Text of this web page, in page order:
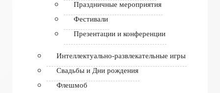
Праздничные мероприятия
Фестивали
Презентации и конференции
Интеллектуально-развлекательные игры
Свадьбы и Дни рождения
Флешмоб